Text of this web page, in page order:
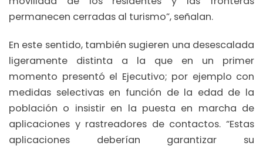
permanecen cerradas al turismo”, señalan.
En este sentido, también sugieren una desescalada
ligeramente distinta a la que en un primer
momento presentó el Ejecutivo; por ejemplo con
medidas selectivas en función de la edad de la
población o insistir en la puesta en marcha de
aplicaciones y rastreadores de contactos. “Estas
aplicaciones deberían garantizar su